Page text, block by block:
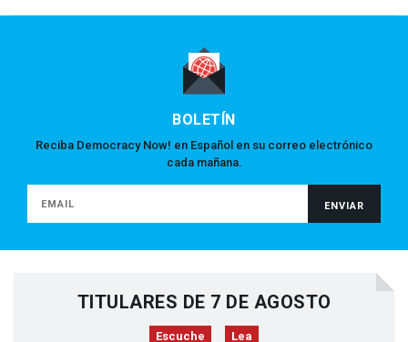
BOLETÍN
Reciba Democracy Now! en Español en su correo electrónico
cada mañana.
TITULARES DE 7 DE AGOSTO
Escuche Lea